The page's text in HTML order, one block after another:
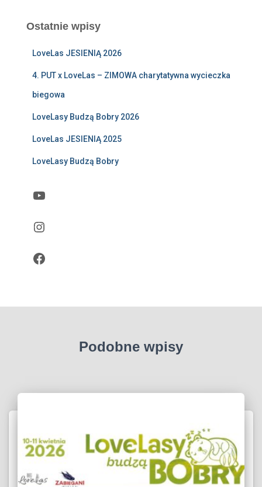
jOstatnie wpisy
LoveLas JESIENIĄ 2026
4. PUT x LoveLas – ZIMOWA charytatywna wycieczka
biegowa
LoveLasy Budzą Bobry 2026
LoveLas JESIENIĄ 2025
LoveLasy Budzą Bobry
YouTube
Instagram
Facebook
Podobne wpisy